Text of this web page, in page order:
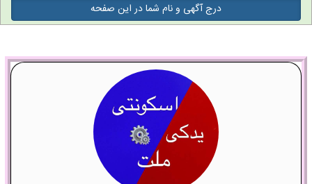
درج آگهی و نام شما در این صفحه